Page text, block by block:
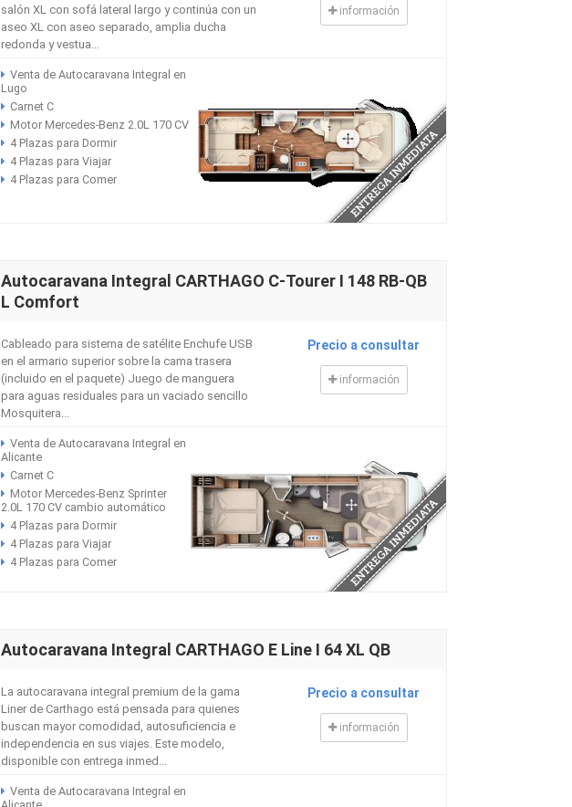
salón XL con sofá lateral largo y continúa con un
aseo XL con aseo separado, amplia ducha
redonda y vestua...
información
Venta de Autocaravana Integral en
Lugo
Carnet C
Motor Mercedes-Benz 2.0L 170 CV
4 Plazas para Dormir
4 Plazas para Viajar
4 Plazas para Comer
Autocaravana Integral CARTHAGO C-Tourer I 148 RB-QB
L Comfort
Cableado para sistema de satélite Enchufe USB
en el armario superior sobre la cama trasera
(incluido en el paquete) Juego de manguera
para aguas residuales para un vaciado sencillo
Mosquitera...
Precio a consultar
información
Venta de Autocaravana Integral en
Alicante
Carnet C
Motor Mercedes-Benz Sprinter
2.0L 170 CV cambio automático
4 Plazas para Dormir
4 Plazas para Viajar
4 Plazas para Comer
Autocaravana Integral CARTHAGO E Line I 64 XL QB
La autocaravana integral premium de la gama
Liner de Carthago está pensada para quienes
buscan mayor comodidad, autosuficiencia e
independencia en sus viajes. Este modelo,
disponible con entrega inmed...
Precio a consultar
información
Venta de Autocaravana Integral en